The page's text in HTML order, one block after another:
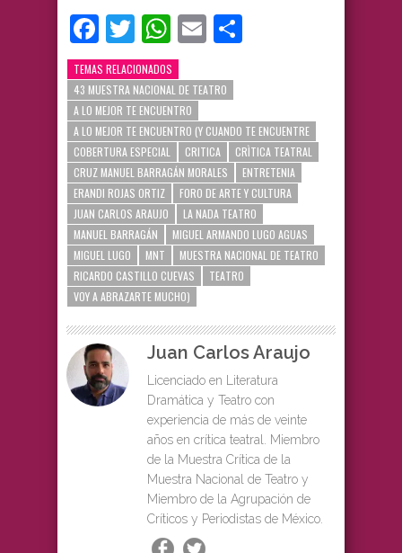
Facebook
TwitterWhatsApp
Email
TEMAS RELACIONADOS
43 MUESTRA NACIONAL DE TEATRO
A LO MEJOR TE ENCUENTRO
A LO MEJOR TE ENCUENTRO (Y CUANDO TE ENCUENTRE
COBERTURA ESPECIAL
CRITICA
CRÌTICA TEATRAL
CRUZ MANUEL BARRAGÁN MORALES
ENTRETENIA
ERANDI ROJAS ORTIZ
FORO DE ARTE Y CULTURA
JUAN CARLOS ARAUJO
LA NADA TEATRO
MANUEL BARRAGÁN
MIGUEL ARMANDO LUGO AGUAS
MIGUEL LUGO
MNT
MUESTRA NACIONAL DE TEATRO
RICARDO CASTILLO CUEVAS
TEATRO
VOY A ABRAZARTE MUCHO)
Juan Carlos Araujo
Licenciado en Literatura
Dramática y Teatro con
experiencia de más de veinte
años en crítica teatral. Miembro
de la Muestra Crítica de la
Muestra Nacional de Teatro y
Miembro de la Agrupación de
Críticos y Periodistas de México.